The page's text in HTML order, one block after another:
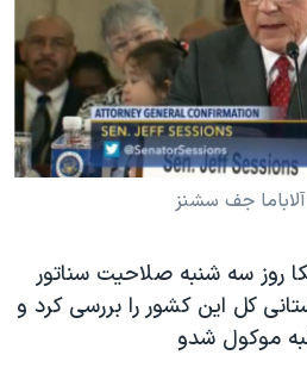
۲۰۲۴
آلاباما جف سشنز
روز سه شنبه صلاحیت سناتور
کل این کشور را بررسی کرد و
موکول شدو